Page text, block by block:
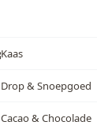
Kaas
Drop & Snoepgoed
Cacao & Chocolade